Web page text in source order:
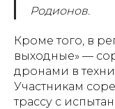
Родионов.
Кроме того, в
выходные» —
дронами в
Участникам
трассу с